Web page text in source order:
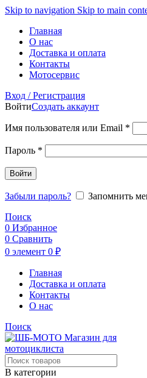
Skip to navigation Skip to main
Главная
О нас
Доставка и оплата
Контакты
Мотосервис
Вход / Регистрация
ВойтиСоздать аккаунт
Имя пользователя или Email *
Пароль *
Войти
Забыли пароль?
Запомнить
Поиск
0 Избранное
0 Сравнить
0 элемент 0 ₽
Главная
Доставка и оплата
Контакты
О нас
Поиск
В категории